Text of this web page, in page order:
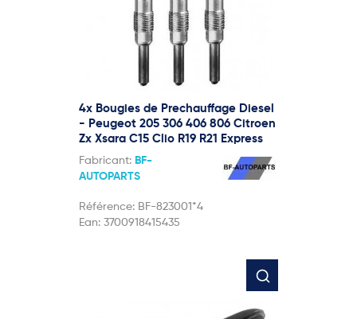
4x Bougies de Prechauffage Diesel
- Peugeot 205 306 406 806 Citroen
Zx Xsara C15 Clio R19 R21 Express
Fabricant: BF-
AUTOPARTS
Référence: BF-823001*4
Ean: 3700918415435